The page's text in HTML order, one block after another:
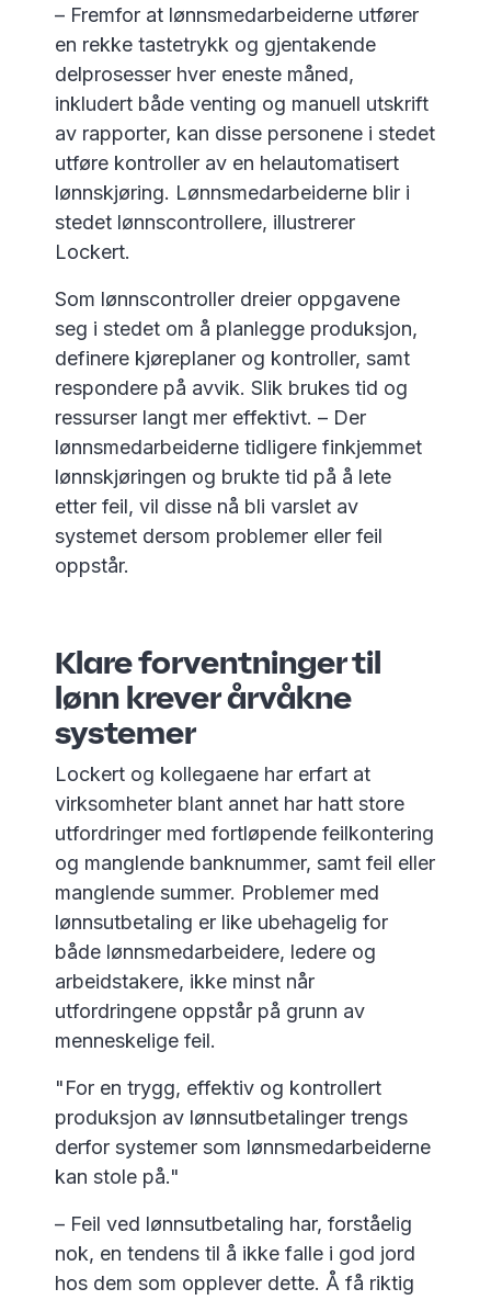
– Fremfor at lønnsmedarbeiderne utfører
en rekke tastetrykk og gjentakende
delprosesser hver eneste måned,
inkludert både venting og manuell utskrift
av rapporter, kan disse personene i stedet
utføre kontroller av en helautomatisert
lønnskjøring. Lønnsmedarbeiderne blir i
stedet lønnscontrollere, illustrerer
Lockert.
Som lønnscontroller dreier oppgavene
seg i stedet om å planlegge produksjon,
definere kjøreplaner og kontroller, samt
respondere på avvik. Slik brukes tid og
ressurser langt mer effektivt. – Der
lønnsmedarbeiderne tidligere finkjemmet
lønnskjøringen og brukte tid på å lete
etter feil, vil disse nå bli varslet av
systemet dersom problemer eller feil
oppstår.
Klare forventninger til
lønn krever årvåkne
systemer
Lockert og kollegaene har erfart at
virksomheter blant annet har hatt store
utfordringer med fortløpende feilkontering
og manglende banknummer, samt feil eller
manglende summer. Problemer med
lønnsutbetaling er like ubehagelig for
både lønnsmedarbeidere, ledere og
arbeidstakere, ikke minst når
utfordringene oppstår på grunn av
menneskelige feil.
"For en trygg, effektiv og kontrollert
produksjon av lønnsutbetalinger trengs
derfor systemer som lønnsmedarbeiderne
kan stole på."
– Feil ved lønnsutbetaling har, forståelig
nok, en tendens til å ikke falle i god jord
hos dem som opplever dette. Å få riktig